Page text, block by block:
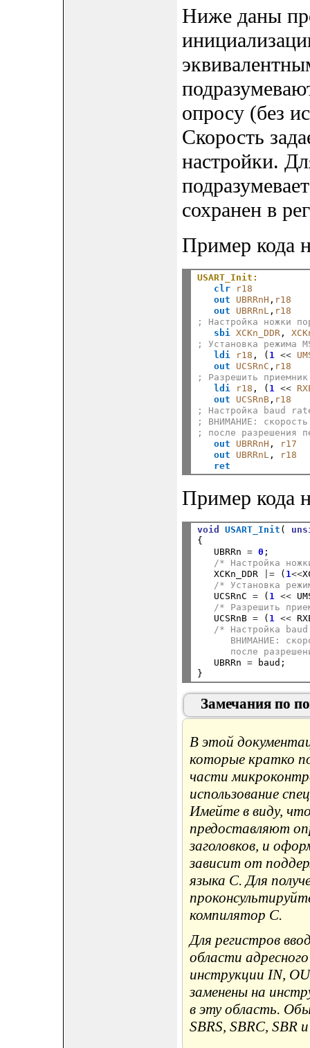
Ниже даны
опросу (без
Скорость
настройки.
сохранен в
Пример кода
USART_Init:
clr
r18
out
UBRRnH , r18
out
UBRRnL , r18
; Настройка ножки
sbi
XCKn_DDR ,
; Установка режима
ldi
r18 , ( 1 <<
out
UCSRnC , r18
; Разрешить
ldi
r18 , ( 1 <<
out
UCSRnB, r18
; Настройка baud
; ВНИМАНИЕ:
; после разрешения
out
UBRRnH ,
r17
out
UBRRnL ,
r18
ret
Пример кода
void USART_Init (
{
   UBRRn
= 0 ;
/* Настройка
   XCKn_DDR
|= ( 1<<
/* Установка
   UCSRnC
= ( 1 <<
/* Разрешить
   UCSRnB
= ( 1 <<
/* Настройка
ВНИМАНИЕ:
после
UBRRn = baud;
Замечания по
В этой
которые кратко
части
использование
Имейте в виду,
предоставляют
заголовков, и
зависит от
языка C. Для
компилятор C.
Для регистров
области
инструкции IN,
заменены на
в эту область.
SBRS, SBRC, SBR